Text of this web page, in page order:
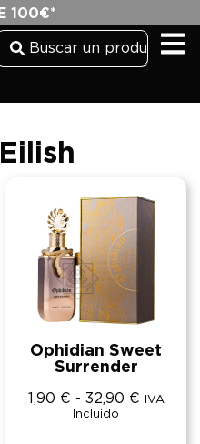
100€*
Ophidian Sweet
Surrender
1,90 € - 32,90 €
IVA
Incluido